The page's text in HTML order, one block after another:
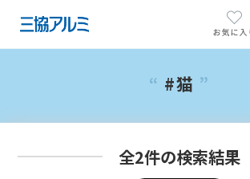
#猫
全2件の検索結果